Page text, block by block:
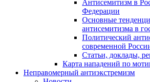
Антисемитизм в
Федерации
Основные
антисемитизма в
Политический
современной
Статьи, доклады,
Карта нападений по
Неправомерный антиэкстремизм